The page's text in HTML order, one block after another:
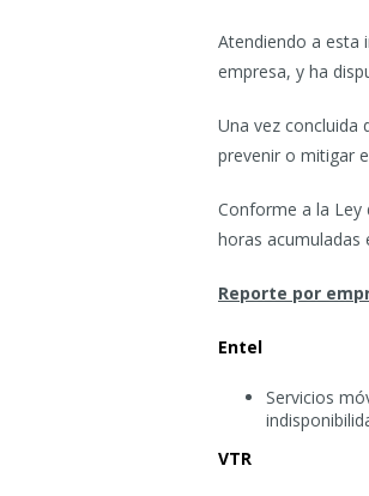
Atendiendo a esta
empresa, y ha
Una vez concluida
prevenir o mitigar
Conforme a la Ley
horas acumuladas
Reporte por
Entel
Servicios
VTR